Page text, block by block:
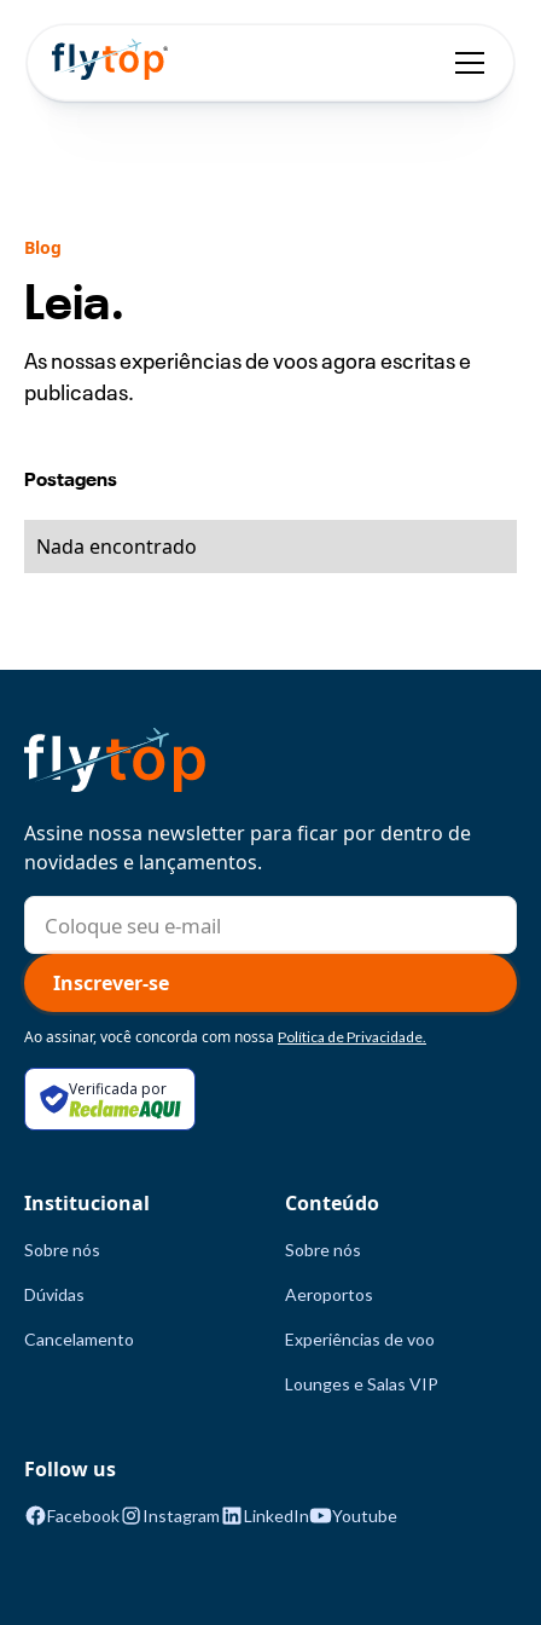
Blog
Leia.
As nossas experiências de voos agora escritas e
publicadas.
Postagens
Nada encontrado
Assine nossa newsletter para ficar por dentro de
novidades e lançamentos.
Ao assinar, você concorda com nossa Política de Privacidade.
Verificada por
Institucional
Sobre nós
Dúvidas
Cancelamento
Conteúdo
Sobre nós
Aeroportos
Experiências de voo
Lounges e Salas VIP
Follow us
Facebook Instagram LinkedIn Youtube